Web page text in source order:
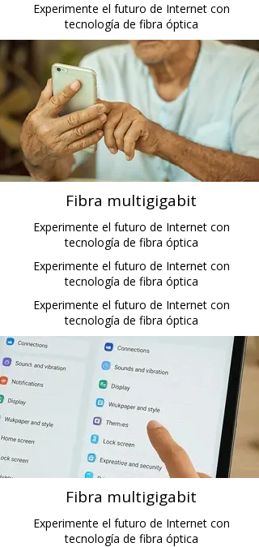
Experimente el futuro de Internet con
tecnología de fibra óptica
Fibra multigigabit
Experimente el futuro de Internet con
tecnología de fibra óptica
Experimente el futuro de Internet con
tecnología de fibra óptica
Experimente el futuro de Internet con
tecnología de fibra óptica
Fibra multigigabit
Experimente el futuro de Internet con
tecnología de fibra óptica